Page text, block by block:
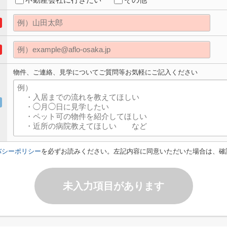
物件、ご連絡、見学についてご質問等お気軽にご記入ください
ーポリシーを必ずお読みください。左記内容に同意いただいた場合は、
未入力項目があります